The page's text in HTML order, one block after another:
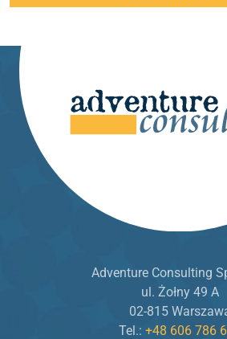
Adventure Consulting
ul. Żołny 49 A
02-815
Tel.: +48 606 786